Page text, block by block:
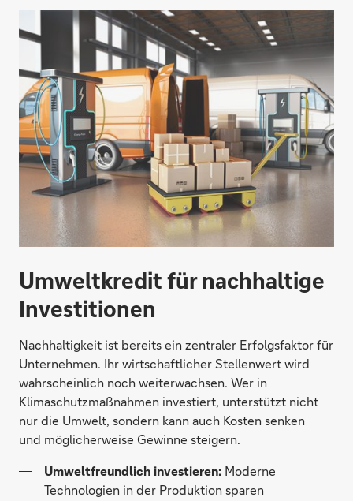
Umweltkredit für nachhaltige
Investitionen
Nachhaltigkeit ist bereits ein zentraler Erfolgsfaktor für
Unternehmen. Ihr wirtschaftlicher Stellenwert wird
wahrscheinlich noch weiterwachsen. Wer in
Klimaschutzmaßnahmen investiert, unterstützt nicht
nur die Umwelt, sondern kann auch Kosten senken
und möglicherweise Gewinne steigern.
Umweltfreundlich investieren: Moderne
Technologien in der Produktion sparen